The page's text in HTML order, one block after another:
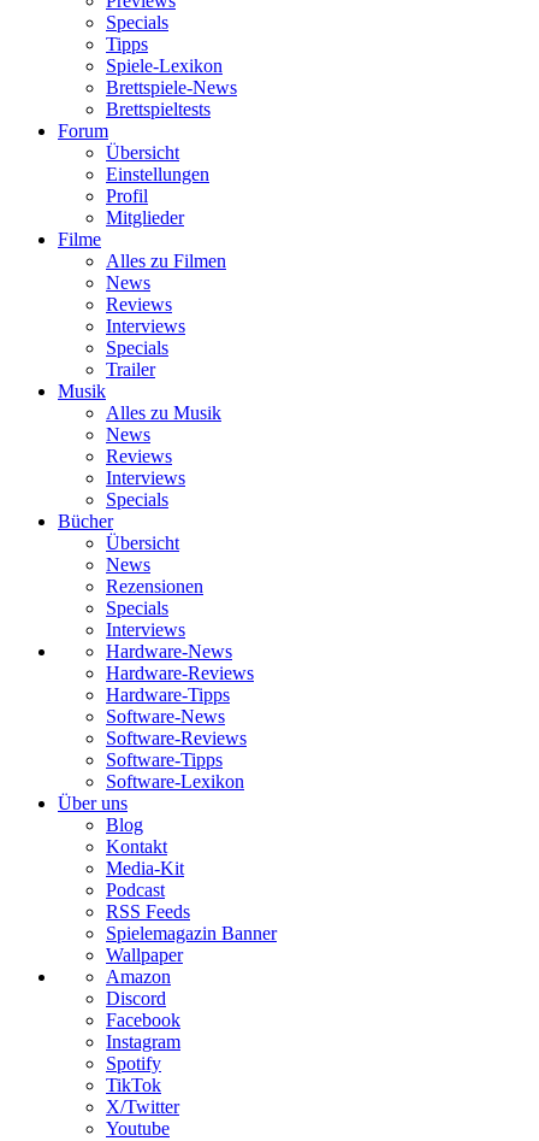
Specials
Tipps
Spiele-Lexikon
Brettspiele-News
Brettspieltests
Forum
Übersicht
Einstellungen
Profil
Mitglieder
Filme
Alles zu Filmen
News
Reviews
Interviews
Specials
Trailer
Musik
Alles zu Musik
News
Reviews
Interviews
Specials
Bücher
Übersicht
News
Rezensionen
Specials
Interviews
Hardware-News
Hardware-Reviews
Hardware-Tipps
Software-News
Software-Reviews
Software-Tipps
Software-Lexikon
Über uns
Blog
Kontakt
Media-Kit
Podcast
RSS Feeds
Spielemagazin Banner
Wallpaper
Amazon
Discord
Facebook
Instagram
Spotify
TikTok
X/Twitter
Youtube